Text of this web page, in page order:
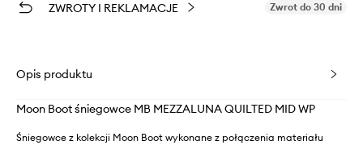
ZWROTY I REKLAMACJE Zwrot do 30 dni
Opis produktu
Moon Boot śniegowce MB MEZZALUNA QUILTED MID WP
Śniegowce z kolekcji Moon Boot wykonane z połączenia materiału